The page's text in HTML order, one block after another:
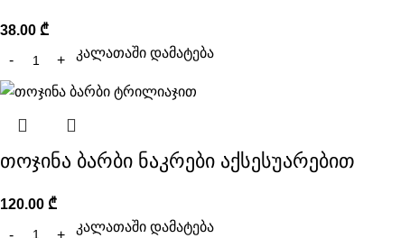
38.00 ₾
კალათაში დამატება
თოჯინა ბარბი ნაკრები აქსესუარებით
120.00 ₾
კალათაში დამატება